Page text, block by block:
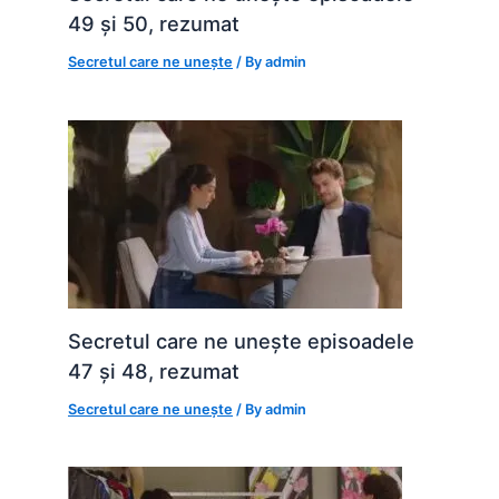
49 și 50, rezumat
Secretul care ne unește / Byadmin
Secretul care ne unește episoadele
47 și 48, rezumat
Secretul care ne unește / Byadmin